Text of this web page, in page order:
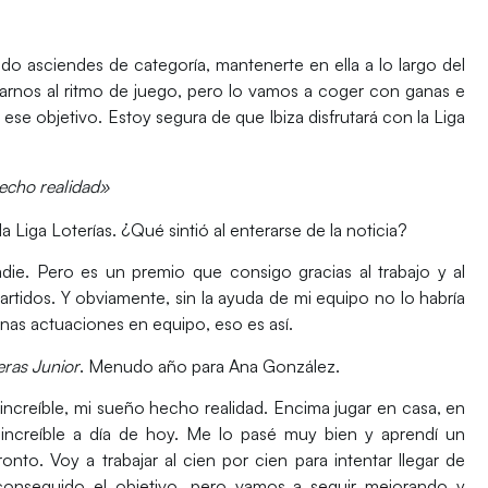
asciendes de categoría, mantenerte en ella a lo largo del
al ritmo de juego, pero lo vamos a coger con ganas e
objetivo. Estoy segura de que Ibiza disfrutará con la Liga
realidad»
Liga Loterías. ¿Qué sintió al enterarse de la noticia?
Pero es un premio que consigo gracias al trabajo y al
Y obviamente, sin la ayuda de mi equipo no lo habría
actuaciones en equipo, eso es así.
Junior. Menudo año para Ana González.
mi sueño hecho realidad. Encima jugar en casa, en
a día de hoy. Me lo pasé muy bien y aprendí un
Voy a trabajar al cien por cien para intentar llegar de